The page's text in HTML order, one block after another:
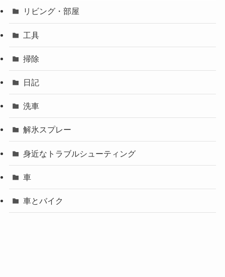
リビング・部屋
工具
掃除
日記
洗車
解氷スプレー
身近なトラブルシューティング
車
車とバイク